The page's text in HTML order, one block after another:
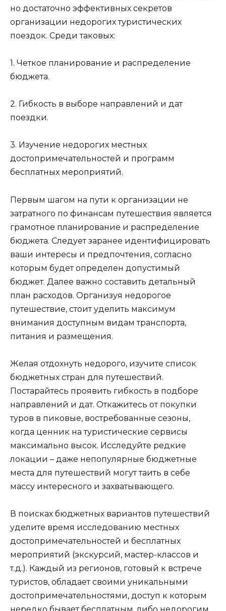
но достаточно эффективных секретов
организации недорогих туристических
поездок. Среди таковых:
1. Четкое планирование и распределение
бюджета.
2. Гибкость в выборе направлений и дат
поездки.
3. Изучение недорогих местных
достопримечательностей и программ
бесплатных мероприятий.
Первым шагом на пути к организации не
затратного по финансам путешествия является
грамотное планирование и распределение
бюджета. Следует заранее идентифицировать
ваши интересы и предпочтения, согласно
которым будет определен допустимый
бюджет. Далее важно составить детальный
план расходов. Организуя недорогое
путешествие, стоит уделить максимум
внимания доступным видам транспорта,
питания и размещения.
Желая отдохнуть недорого, изучите список
бюджетных стран для путешествий.
Постарайтесь проявить гибкость в подборе
направлений и дат. Откажитесь от покупки
туров в пиковые, востребованные сезоны,
когда ценник на туристические сервисы
максимально высок. Исследуйте редкие
локации – даже непопулярные бюджетные
места для путешествий могут таить в себе
массу интересного и захватывающего.
В поисках бюджетных вариантов путешествий
уделите время исследованию местных
достопримечательностей и бесплатных
мероприятий (экскурсий, мастер-классов и
т.д.). Каждый из регионов, готовый к встрече
туристов, обладает своими уникальными
достопримечательностями, доступ к которым